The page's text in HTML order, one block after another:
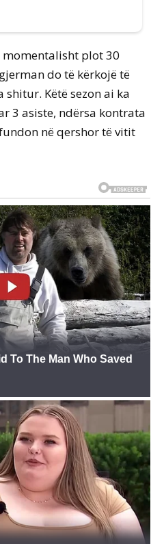
momentalisht plot 30
do të kërkojë të
Këtë sezon ai ka
3 asiste, ndërsa kontrata
në qershor të vitit